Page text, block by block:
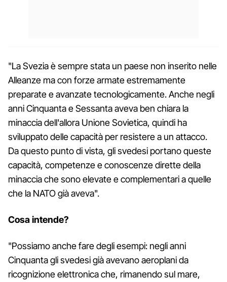
"La Svezia è sempre stata un paese non inserito nelle
Alleanze ma con forze armate estremamente
preparate e avanzate tecnologicamente. Anche negli
anni Cinquanta e Sessanta aveva ben chiara la
minaccia dell'allora Unione Sovietica, quindi ha
sviluppato delle capacità per resistere a un attacco.
Da questo punto di vista, gli svedesi portano queste
capacità, competenze e conoscenze dirette della
minaccia che sono elevate e complementari a quelle
che la NATO già aveva".
Cosa intende?
"Possiamo anche fare degli esempi: negli anni
Cinquanta gli svedesi già avevano aeroplani da
ricognizione elettronica che, rimanendo sul mare,